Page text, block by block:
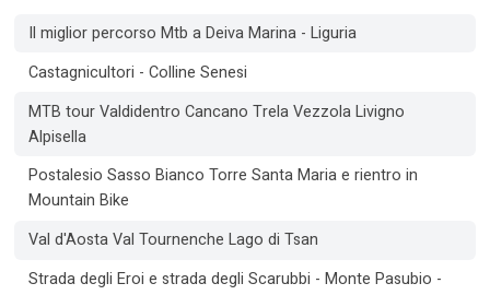
Il miglior percorso Mtb a Deiva Marina - Liguria
Castagnicultori - Colline Senesi
MTB tour Valdidentro Cancano Trela Vezzola Livigno
Alpisella
Postalesio Sasso Bianco Torre Santa Maria e rientro in
Mountain Bike
Val d'Aosta Val Tournenche Lago di Tsan
Strada degli Eroi e strada degli Scarubbi - Monte Pasubio -